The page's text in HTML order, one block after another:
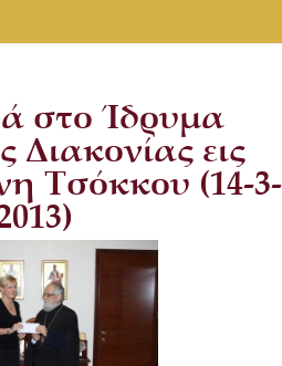
στο Ίδρυμα
Διακονίας εις
Τσόκκου (14-3-